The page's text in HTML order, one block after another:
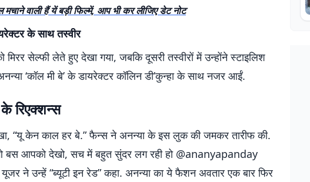
मचाने वाली हैं यें बड़ी फिल्में, आप भी कर लीजिए डेट नोट
के साथ तस्वीर
मिरर सेल्फी लेते हुए देखा गया, जबकि दूसरी तस्वीरों में उन्होंने स्टाइलिश
‘कॉल मी बे’ के डायरेक्टर कॉलिन डी’कुन्हा के साथ नजर आईं.
के रिएक्शन्स
“यू केन काल हर बे.” फैन्स ने अनन्या के इस लुक की जमकर तारीफ की.
बस आपको देखो, सच में बहुत सुंदर लग रही हो @ananyapanday
यूजर ने उन्हें “ब्यूटी इन रेड” कहा. अनन्या का ये फैशन अवतार एक बार फिर